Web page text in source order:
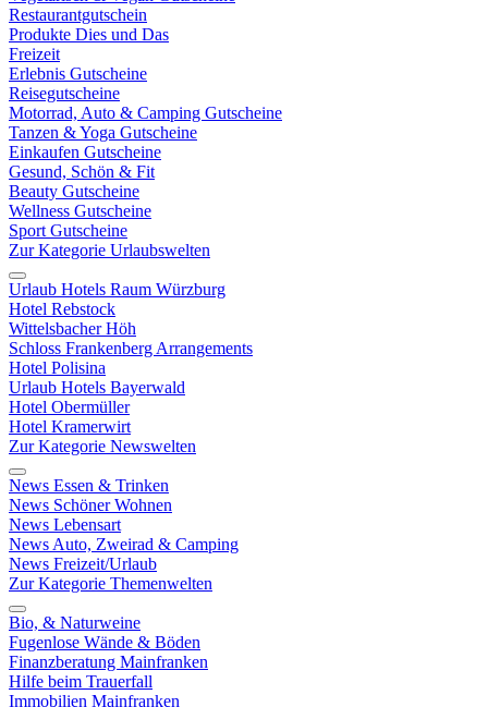
Restaurantgutschein
Produkte Dies und Das
Freizeit
Erlebnis Gutscheine
Reisegutscheine
Motorrad, Auto & Camping Gutscheine
Tanzen & Yoga Gutscheine
Einkaufen Gutscheine
Gesund, Schön & Fit
Beauty Gutscheine
Wellness Gutscheine
Sport Gutscheine
Zur Kategorie Urlaubswelten
Urlaub Hotels Raum Würzburg
Hotel Rebstock
Wittelsbacher Höh
Schloss Frankenberg Arrangements
Hotel Polisina
Urlaub Hotels Bayerwald
Hotel Obermüller
Hotel Kramerwirt
Zur Kategorie Newswelten
News Essen & Trinken
News Schöner Wohnen
News Lebensart
News Auto, Zweirad & Camping
News Freizeit/Urlaub
Zur Kategorie Themenwelten
Bio, & Naturweine
Fugenlose Wände & Böden
Finanzberatung Mainfranken
Hilfe beim Trauerfall
Immobilien Mainfranken